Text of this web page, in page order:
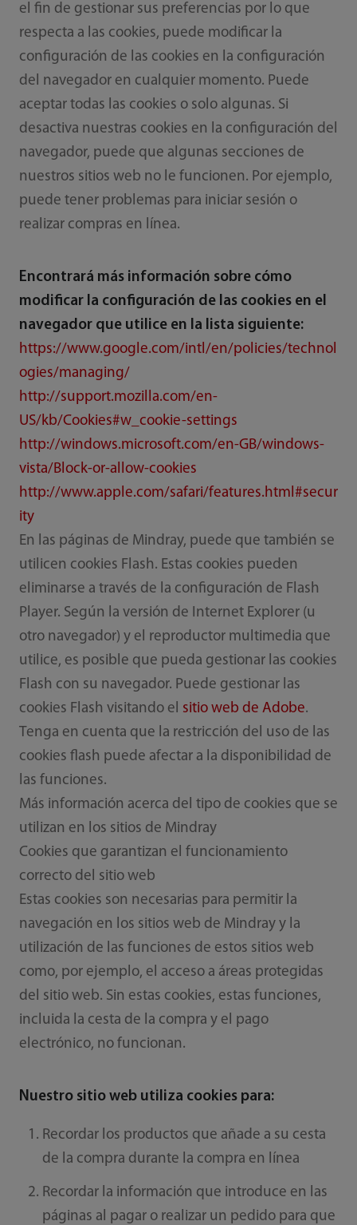
el fin de gestionar sus preferencias por lo que
respecta a las cookies, puede modificar la
configuración de las cookies en la configuración
del navegador en cualquier momento. Puede
aceptar todas las cookies o solo algunas. Si
desactiva nuestras cookies en la configuración del
navegador, puede que algunas secciones de
nuestros sitios web no le funcionen. Por ejemplo,
puede tener problemas para iniciar sesión o
realizar compras en línea.
Encontrará más información sobre cómo
modificar la configuración de las cookies en el
navegador que utilice en la lista siguiente:
https://www.google.com/intl/en/policies/technol
ogies/managing/
http://support.mozilla.com/en-
US/kb/Cookies#w_cookie-settings
http://windows.microsoft.com/en-GB/windows-
vista/Block-or-allow-cookies
http://www.apple.com/safari/features.html#secur
ity
En las páginas de Mindray, puede que también se
utilicen cookies Flash. Estas cookies pueden
eliminarse a través de la configuración de Flash
Player. Según la versión de Internet Explorer (u
otro navegador) y el reproductor multimedia que
utilice, es posible que pueda gestionar las cookies
Flash con su navegador. Puede gestionar las
cookies Flash visitando el sitio web de Adobe.
Tenga en cuenta que la restricción del uso de las
cookies flash puede afectar a la disponibilidad de
las funciones.
Más información acerca del tipo de cookies que se
utilizan en los sitios de Mindray
Cookies que garantizan el funcionamiento
correcto del sitio web
Estas cookies son necesarias para permitir la
navegación en los sitios web de Mindray y la
utilización de las funciones de estos sitios web
como, por ejemplo, el acceso a áreas protegidas
del sitio web. Sin estas cookies, estas funciones,
incluida la cesta de la compra y el pago
electrónico, no funcionan.
Nuestro sitio web utiliza cookies para:
Recordar los productos que añade a su cesta
de la compra durante la compra en línea
Recordar la información que introduce en las
páginas al pagar o realizar un pedido para que